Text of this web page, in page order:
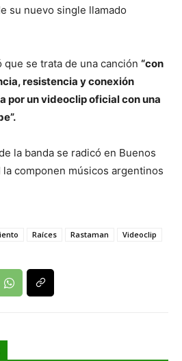
su nuevo single llamado
que se trata de una canción “con
resistencia y conexión
por un videoclip oficial con una
la banda se radicó en Buenos
componen músicos argentinos
Raíces Rastaman Videoclip